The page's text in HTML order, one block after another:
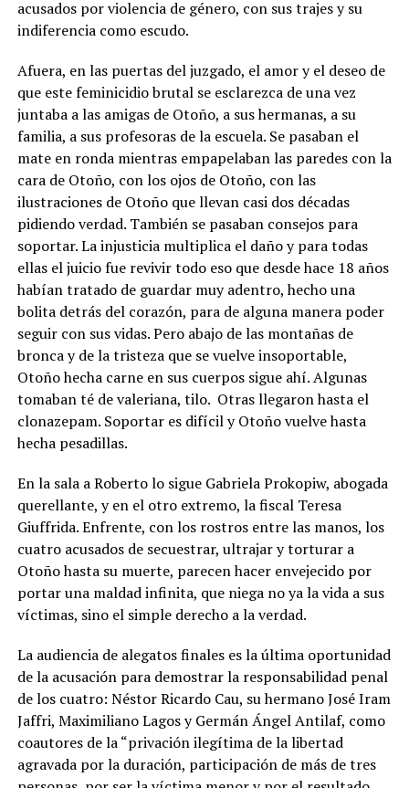
acusados por violencia de género, con sus trajes y su
indiferencia como escudo.
Afuera, en las puertas del juzgado, el amor y el deseo de
que este feminicidio brutal se esclarezca de una vez
juntaba a las amigas de Otoño, a sus hermanas, a su
familia, a sus profesoras de la escuela. Se pasaban el
mate en ronda mientras empapelaban las paredes con la
cara de Otoño, con los ojos de Otoño, con las
ilustraciones de Otoño que llevan casi dos décadas
pidiendo verdad. También se pasaban consejos para
soportar. La injusticia multiplica el daño y para todas
ellas el juicio fue revivir todo eso que desde hace 18 años
habían tratado de guardar muy adentro, hecho una
bolita detrás del corazón, para de alguna manera poder
seguir con sus vidas. Pero abajo de las montañas de
bronca y de la tristeza que se vuelve insoportable,
Otoño hecha carne en sus cuerpos sigue ahí. Algunas
tomaban té de valeriana, tilo. Otras llegaron hasta el
clonazepam. Soportar es difícil y Otoño vuelve hasta
hecha pesadillas.
En la sala a Roberto lo sigue Gabriela Prokopiw, abogada
querellante, y en el otro extremo, la fiscal Teresa
Giuffrida. Enfrente, con los rostros entre las manos, los
cuatro acusados de secuestrar, ultrajar y torturar a
Otoño hasta su muerte, parecen hacer envejecido por
portar una maldad infinita, que niega no ya la vida a sus
víctimas, sino el simple derecho a la verdad.
La audiencia de alegatos finales es la última oportunidad
de la acusación para demostrar la responsabilidad penal
de los cuatro: Néstor Ricardo Cau, su hermano José Iram
Jaffri, Maximiliano Lagos y Germán Ángel Antilaf, como
coautores de la “privación ilegítima de la libertad
agravada por la duración, participación de más de tres